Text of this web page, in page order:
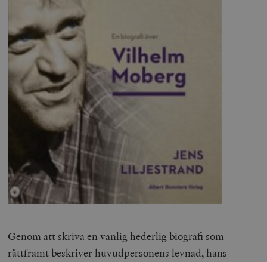
Genom att skriva en vanlig hederlig biografi som
rättframt beskriver huvudpersonens levnad, hans